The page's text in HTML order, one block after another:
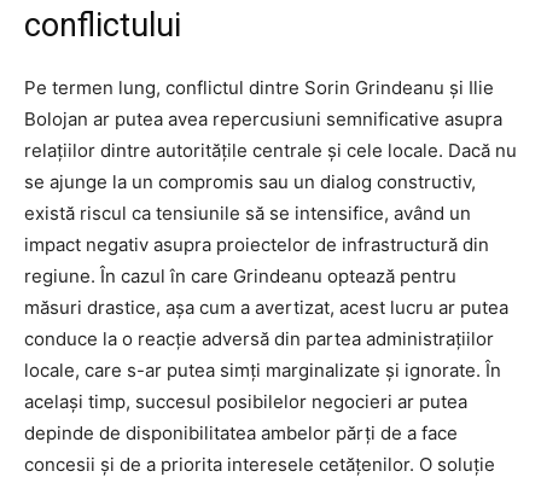
conflictului
Pe termen lung, conflictul dintre Sorin Grindeanu și Ilie
Bolojan ar putea avea repercusiuni semnificative asupra
relațiilor dintre autoritățile centrale și cele locale. Dacă nu
se ajunge la un compromis sau un dialog constructiv,
există riscul ca tensiunile să se intensifice, având un
impact negativ asupra proiectelor de infrastructură din
regiune. În cazul în care Grindeanu optează pentru
măsuri drastice, așa cum a avertizat, acest lucru ar putea
conduce la o reacție adversă din partea administrațiilor
locale, care s-ar putea simți marginalizate și ignorate. În
același timp, succesul posibilelor negocieri ar putea
depinde de disponibilitatea ambelor părți de a face
concesii și de a priorita interesele cetățenilor. O soluție